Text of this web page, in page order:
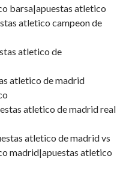
barsa|apuestas atletico
atletico campeon de
atletico de
atletico de madrid
atletico de madrid real
atletico de madrid vs
madrid|apuestas atletico